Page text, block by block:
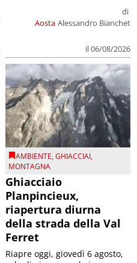
Aosta
di
Alessandro Bianchet
il 06/08/2026
AMBIENTE,GHIACCIAI,
MONTAGNA
Ghiacciaio
Planpincieux,
riapertura diurna
della strada della Val
Ferret
Riapre oggi, giovedì 6 agosto,